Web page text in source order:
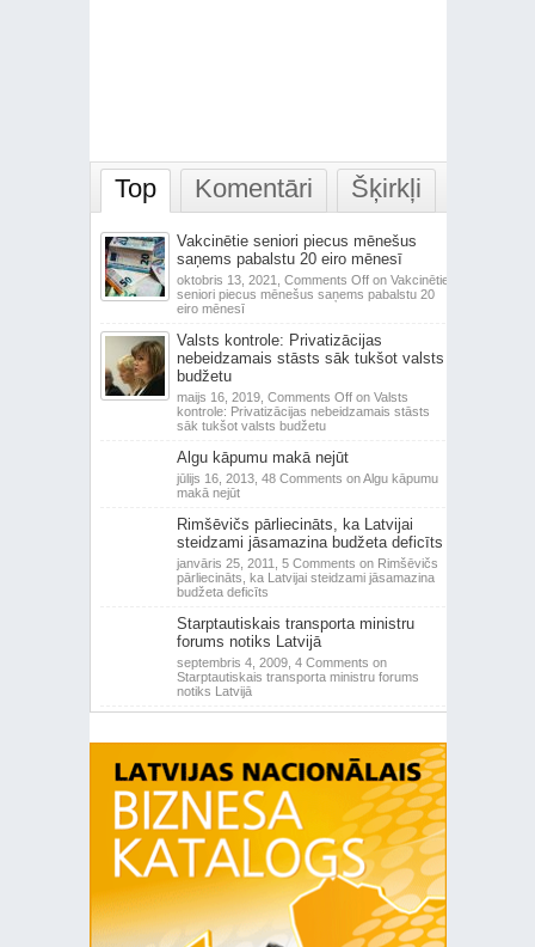
Top Komentāri Šķirkļi
Vakcinētie seniori piecus mēnešus
saņems pabalstu 20 eiro mēnesī
oktobris 13, 2021, Comments Offon Vakcinētie
seniori piecus mēnešus saņems pabalstu 20
eiro mēnesī
Valsts kontrole: Privatizācijas
nebeidzamais stāsts sāk tukšot valsts
budžetu
maijs 16, 2019, Comments Offon Valsts
kontrole: Privatizācijas nebeidzamais stāsts
sāk tukšot valsts budžetu
Algu kāpumu makā nejūt
jūlijs 16, 2013, 48 Comments on Algu kāpumu
makā nejūt
Rimšēvičs pārliecināts, ka Latvijai
steidzami jāsamazina budžeta deficīts
janvāris 25, 2011, 5 Comments on Rimšēvičs
pārliecināts, ka Latvijai steidzami jāsamazina
budžeta deficīts
Starptautiskais transporta ministru
forums notiks Latvijā
septembris 4, 2009, 4 Comments on
Starptautiskais transporta ministru forums
notiks Latvijā